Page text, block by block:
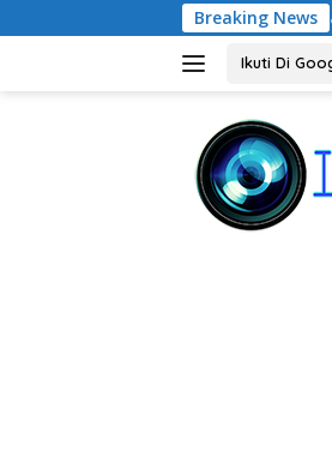
ke
Breaking News
Peternak Petelur Magetan, Riyono
Ikuti Di